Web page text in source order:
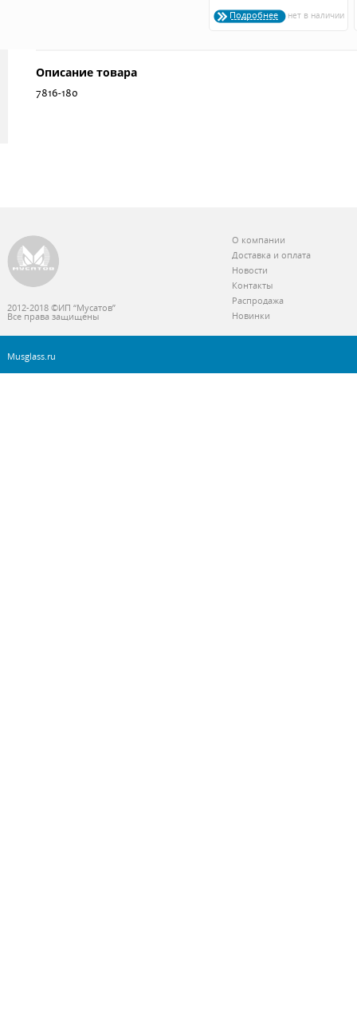
Подробнее
Описание товара
7816-180
2012-2018 ©ИП “Мусатов”
Все права защищены
О компании
Доставка и оплата
Новости
Контакты
Распродажа
Новинки
Musglass.ru